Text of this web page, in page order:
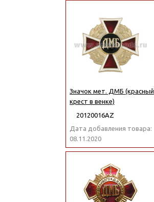
Значок мет. ДМБ (красный
крест в венке)
20120016АZ
Дата добавления товара:
08.11.2020